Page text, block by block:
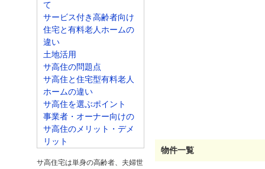
物件一覧
て
サービス付き高齢者向け
住宅と有料老人ホームの
違い
土地活用
サ高住の問題点
サ高住と住宅型有料老人
ホームの違い
サ高住を選ぶポイント
事業者・オーナー向けの
サ高住のメリット・デメ
リット
サ高住宅は単身の高齢者、夫婦世